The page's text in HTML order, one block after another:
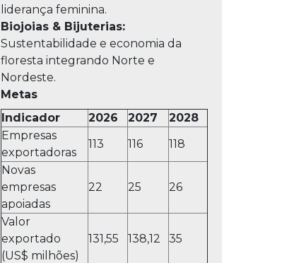
liderança feminina.
Biojoias & Bijuterias:
Sustentabilidade e economia da
floresta integrando Norte e
Nordeste.
Metas
Indicador
2026 2027
2028
Empresas
exportadoras
113 116
118
Novas
empresas
apoiadas
22 25 26
Valor
exportado
(US$ milhões)
131,55 138,12 35